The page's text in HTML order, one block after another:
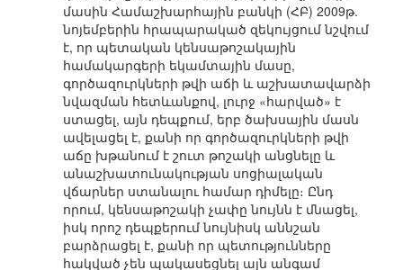
մասին Համաշխարհային բանկի (ՀԲ) 2009թ.
նոյեմբերին հրապարակած զեկույցում նշվում
է, որ պետական կենսաթոշակային
համակարգերի եկամտային մասը,
գործազուրկների թվի աճի և աշխատավարձի
նվազման հետևանքով, լուրջ «հարված» է
ստացել, այն դեպքում, երբ ծախսային մասն
ավելացել է, քանի որ գործազուրկների թվի
աճը խթանում է շուտ թոշակի անցնելը և
անաշխատունակության սոցիալական
վճարներ ստանալու համար դիմելը։ Ընդ
որում, կենսաթոշակի չափը նույնն է մնացել,
իսկ որոշ դեպքերում նույնիսկ աննշան
բարձրացել է, քանի որ պետությունները
հակված չեն պակասեցնել այն անգամ